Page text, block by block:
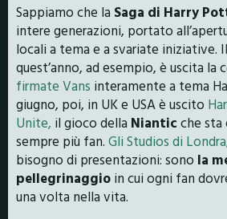
Sappiamo che la Saga di Harry
intere generazioni, portato
locali a tema e a svariate iniziative.
quest’anno, ad esempio, è uscita la
firmate Vans interamente a tema
giugno, poi, in UK e USA è uscito
Unite, il gioco della Niantic che
sempre più fan. Gli Studios di
bisogno di presentazioni: sono la
pellegrinaggio in cui ogni fan
una volta nella vita.